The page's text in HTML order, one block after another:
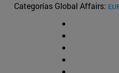
Categorías Global Affairs: